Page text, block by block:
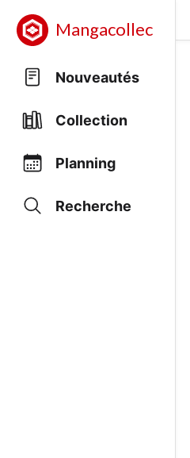
Mangacollec
Nouveautés
Collection
Planning
Recherche